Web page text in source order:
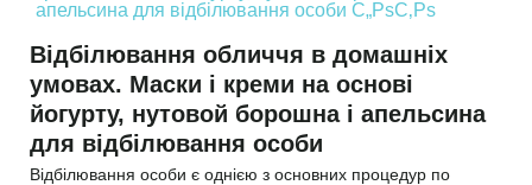
Відбілювання обличчя в домашніх
умовах. Маски і креми на основі
йогурту, нутовой борошна і апельсина
для відбілювання особи
Відбілювання особи є однією з основних процедур по